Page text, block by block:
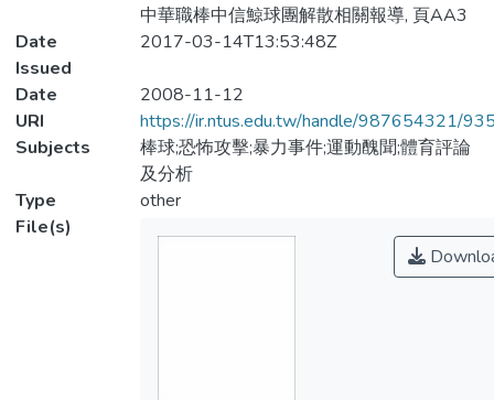
中華職棒中信鯨球團解散相關報導, 頁AA3
Date
Issued
2017-03-14T13:53:48Z
Date
2008-11-12
URI
https://ir.ntus.edu.tw/handle/987654321/
Subjects
棒球;恐怖攻擊;暴力事件;運動醜聞;體育評論
及分析
Type
other
File(s)